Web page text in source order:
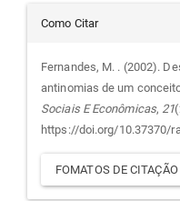
Detalhes
do
artigo
Como Citar
Fernandes, M. . (2002).
antinomias de um
Sociais E Econômicas, 21
https://doi.org/10.37370/
FOMATOS DE CITAÇÃO